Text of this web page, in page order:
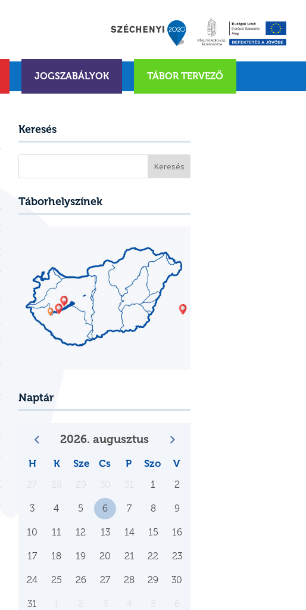
JOGSZABÁLYOK TÁBOR TERVEZŐ
Keresés
Táborhelyszínek
Naptár
2026. augusztus
H K Sze Cs P Szo V
1 2
3 4 5 6 7 8 9
10 11 12 13 14 15 16
17 18 19 20 21 22 23
24 25 26 27 28 29 30
31